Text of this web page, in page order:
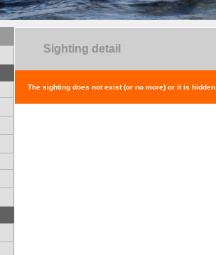
Sighting detail
The sighting does not exist (or no more) or it is hidden.